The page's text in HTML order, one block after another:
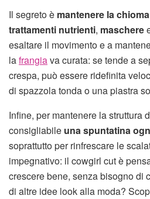
Il segreto è mantenere la
trattamenti nutrienti, maschere
esaltare il movimento e a
lafrangiava curata: se tende a
crespa, può essere ridefinita
di spazzola tonda o una piastra
Infine, per mantenere la struttura
consigliabile una spuntatina
soprattutto per rinfrescare le
impegnativo: il cowgirl cut è
crescere bene, senza bisogno di
di altre idee look alla moda?